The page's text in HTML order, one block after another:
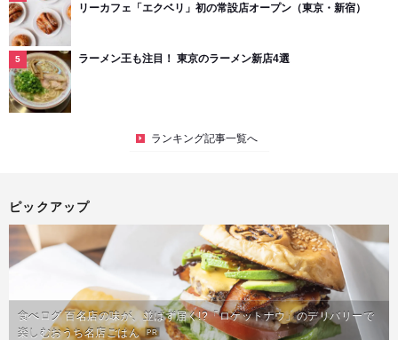
リーカフェ「エクベリ」初の常設店オープン（東京・新宿）
ラーメン王も注目！ 東京のラーメン新店4選
ランキング記事一覧へ
ピックアップ
食べログ 百名店の味が、並ばず届く!?「ロケットナウ」のデリバリーで
楽しむおうち名店ごはん PR